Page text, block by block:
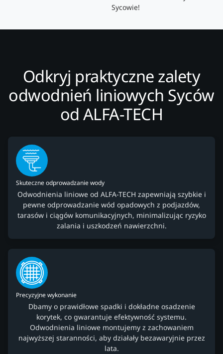
Sycowie!
Odkryj praktyczne zalety
odwodnień liniowych Syców
od ALFA-TECH
Skuteczne odprowadzanie wody
Odwodnienia liniowe od ALFA-TECH zapewniają szybkie i
pewne odprowadzanie wód opadowych z podjazdów,
tarasów i ciągów komunikacyjnych, minimalizując ryzyko
zalania i uszkodzeń nawierzchni.
Precyzyjne wykonanie
Dbamy o prawidłowe spadki i dokładne osadzenie
korytek, co gwarantuje efektywność systemu.
Odwodnienia liniowe montujemy z zachowaniem
najwyższej staranności, aby działały bezawaryjnie przez
lata.